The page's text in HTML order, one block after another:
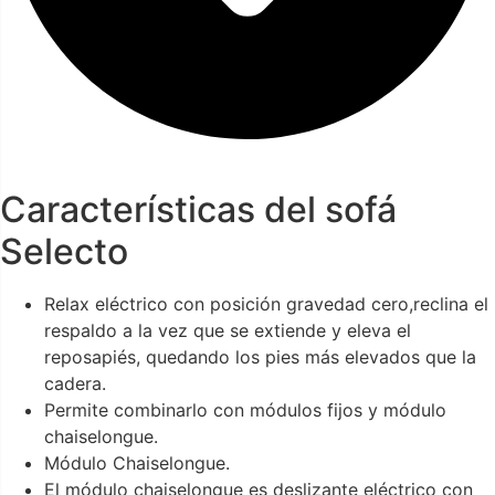
Características del sofá
Selecto
Relax eléctrico con posición gravedad cero,reclina el
respaldo a la vez que se extiende y eleva el
reposapiés, quedando los pies más elevados que la
cadera.
Permite combinarlo con módulos fijos y módulo
chaiselongue.
Módulo Chaiselongue.
El módulo chaiselongue es deslizante eléctrico con